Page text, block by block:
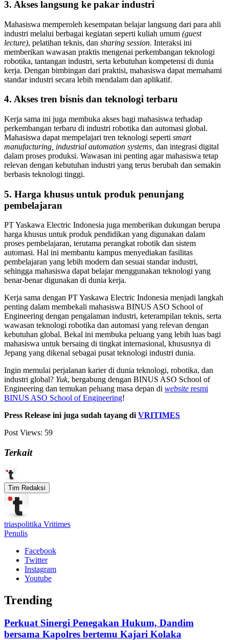
3. Akses langsung ke pakar industri
Mahasiswa memperoleh kesempatan belajar langsung dari para ahli
industri melalui berbagai kegiatan seperti kuliah umum (guest
lecture), pelatihan teknis, dan sharing session. Interaksi ini
memberikan wawasan praktis mengenai perkembangan teknologi
robotika, tantangan industri, serta kebutuhan kompetensi di dunia
kerja. Dengan bimbingan dari praktisi, mahasiswa dapat memahami
standar industri secara lebih mendalam dan aplikatif.
4. Akses tren bisnis dan teknologi terbaru
Kerja sama ini juga membuka akses bagi mahasiswa terhadap
perkembangan terbaru di industri robotika dan automasi global.
Mahasiswa dapat mempelajari tren teknologi seperti smart
manufacturing, industrial automation systems, dan integrasi digital
dalam proses produksi. Wawasan ini penting agar mahasiswa tetap
relevan dengan kebutuhan industri yang terus berubah dan semakin
berbasis teknologi tinggi.
5. Harga khusus untuk produk penunjang
pembelajaran
PT Yaskawa Electric Indonesia juga memberikan dukungan berupa
harga khusus untuk produk pendidikan yang digunakan dalam
proses pembelajaran, terutama perangkat robotik dan sistem
automasi. Hal ini membantu kampus menyediakan fasilitas
pembelajaran yang lebih modern dan sesuai standar industri,
sehingga mahasiswa dapat belajar menggunakan teknologi yang
benar-benar digunakan di dunia kerja.
Kerja sama dengan PT Yaskawa Electric Indonesia menjadi langkah
penting dalam membekali mahasiswa BINUS ASO School of
Engineering dengan pengalaman industri, keterampilan teknis, serta
wawasan teknologi robotika dan automasi yang relevan dengan
kebutuhan global. Bekal ini membuka peluang yang lebih luas bagi
mahasiswa untuk bersaing di tingkat internasional, khususnya di
Jepang yang dikenal sebagai pusat teknologi industri dunia.
Ingin memulai perjalanan karier di dunia teknologi, robotika, dan
industri global? Yuk, bergabung dengan BINUS ASO School of
Engineering dan temukan peluang masa depan di website resmi
BINUS ASO School of Engineering!
Press Release ini juga sudah tayang di VRITIMES
Post Views: 59
Terkait
Tim Redaksi
triaspolitika Vritimes
Penulis
Facebook
Twitter
Instagram
Youtube
Trending
Perkuat Sinergi Penegakan Hukum, Dandim
bersama Kapolres bertemu Kajari Kolaka